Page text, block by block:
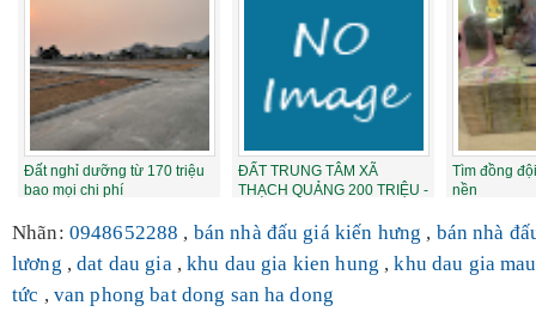
Đất nghỉ dưỡng từ 170 triệu
bao mọi chi phí
ĐẤT TRUNG TÂM XÃ
THẠCH QUẢNG 200 TRIỆU -
Tìm đồng
nền
Nhãn: 0948652288 , bán nhà đấu giá kiến hưng , bán nhà
lương ,dat dau gia ,khu dau gia kien hung ,khu dau gia
tức , van phong bat dong san ha dong